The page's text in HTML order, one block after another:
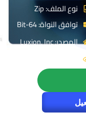
نوع الملف: Zip
توافق النواة: 64-Bit
المصدر: Luxion, Inc